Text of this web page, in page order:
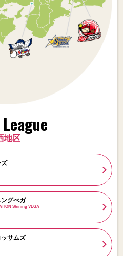
地区
ズ
グべガ
Shining VEGA
サムズ